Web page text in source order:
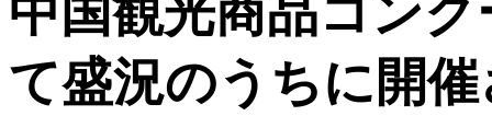
中国観光商品コン
て盛況のうちに開